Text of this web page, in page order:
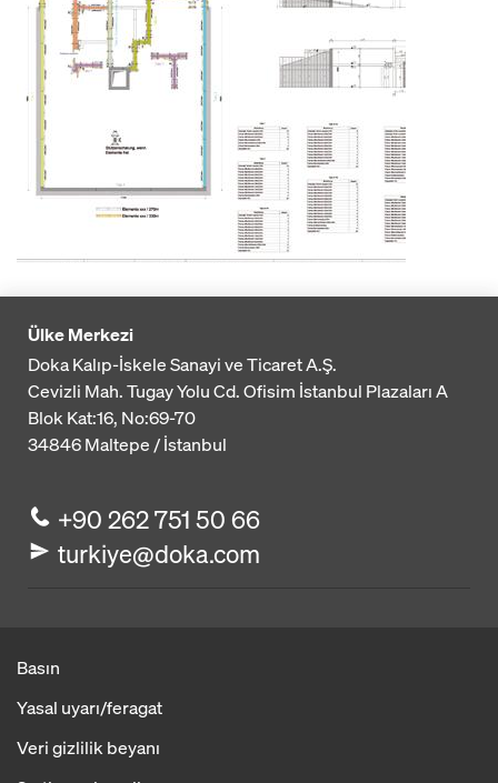
Ülke Merkezi
Doka Kalıp-İskele Sanayi ve Ticaret A.Ş.
Cevizli Mah. Tugay Yolu Cd. Ofisim İstanbul Plazaları A
Blok Kat:16, No:69-70
34846Maltepe / İstanbul
+90 262 751 50 66
turkiye@doka.com
Basın
Yasal uyarı/feragat
Veri gizlilik beyanı